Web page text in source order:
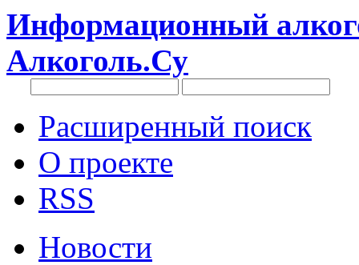
Информационный
Алкоголь.Су
Расширенный поиск
О проекте
RSS
Новости